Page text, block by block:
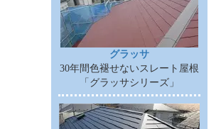
グラッサ
30年間色褪せないスレート屋根
「グラッサシリーズ」